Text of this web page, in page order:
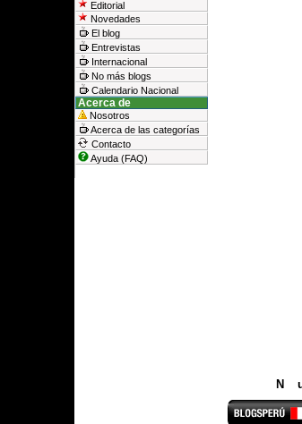
Editorial
Novedades
El blog
Entrevistas
Internacional
No más blogs
Calendario Nacional
Acerca de
Nosotros
Acerca de las categorías
Contacto
Ayuda (FAQ)